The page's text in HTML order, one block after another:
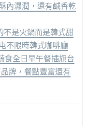
內濕潤，還有鹹香乾
不是火鍋而是韓式甜
不限時韓式咖啡廳
食全日早午餐插旗台
牌，餐點豐富還有